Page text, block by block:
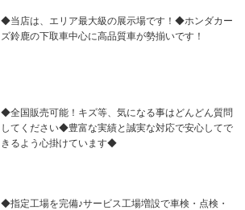
◆当店は、エリア最大級の展示場です！◆ホンダカー
ズ鈴鹿の下取車中心に高品質車が勢揃いです！
◆全国販売可能！キズ等、気になる事はどんどん質問
してください◆豊富な実績と誠実な対応で安心してで
きるよう心掛けています◆
◆指定工場を完備♪サービス工場増設で車検・点検・